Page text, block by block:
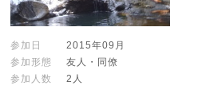
参加日
2015年09月
参加形態
友人・同僚
参加人数
2人